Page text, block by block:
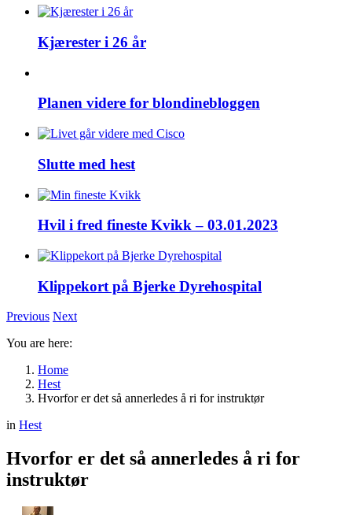
Kjærester i 26 år
Planen videre for blondinebloggen
Slutte med hest
Hvil i fred fineste Kvikk – 03.01.2023
Klippekort på Bjerke Dyrehospital
Previous Next
You are here:
Home
Hest
Hvorfor er det så annerledes å ri for instruktør
in Hest
Hvorfor er det så annerledes å ri for
instruktør